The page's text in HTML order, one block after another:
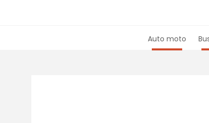
Auto moto